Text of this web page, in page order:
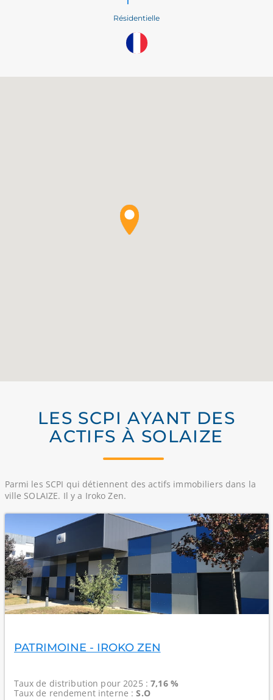
Résidentielle
LES SCPI AYANT DES
ACTIFS À SOLAIZE
Parmi les SCPI qui détiennent des actifs immobiliers dans la
ville SOLAIZE. Il y a Iroko Zen.
PATRIMOINE - IROKO ZEN
Taux de distribution pour 2025 :7,16 %
Taux de rendement interne :S.O